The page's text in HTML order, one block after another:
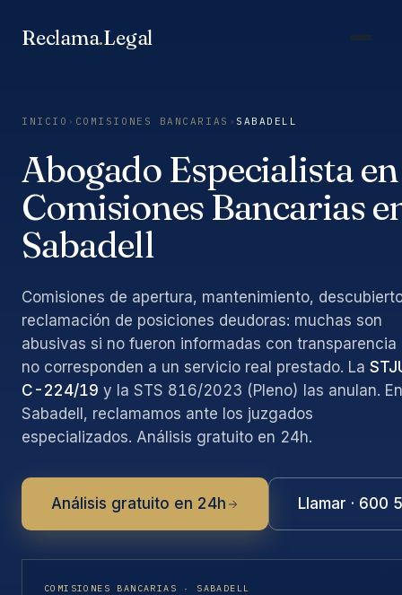
Reclama.Legal
INICIO › COMISIONES BANCARIAS › SABADELL
Abogado Especialista en
Comisiones Bancarias
Sabadell
Comisiones de apertura, mantenimiento,
reclamación de posiciones deudoras: muchas son
abusivas si no fueron informadas con transparencia
no corresponden a un servicio real prestado. La
C-224/19 y la STS 816/2023 (Pleno) las anulan. En
Sabadell, reclamamos ante los juzgados
especializados. Análisis gratuito en 24h.
Análisis gratuito en 24h Llamar · 600
COMISIONES BANCARIAS · SABADELL